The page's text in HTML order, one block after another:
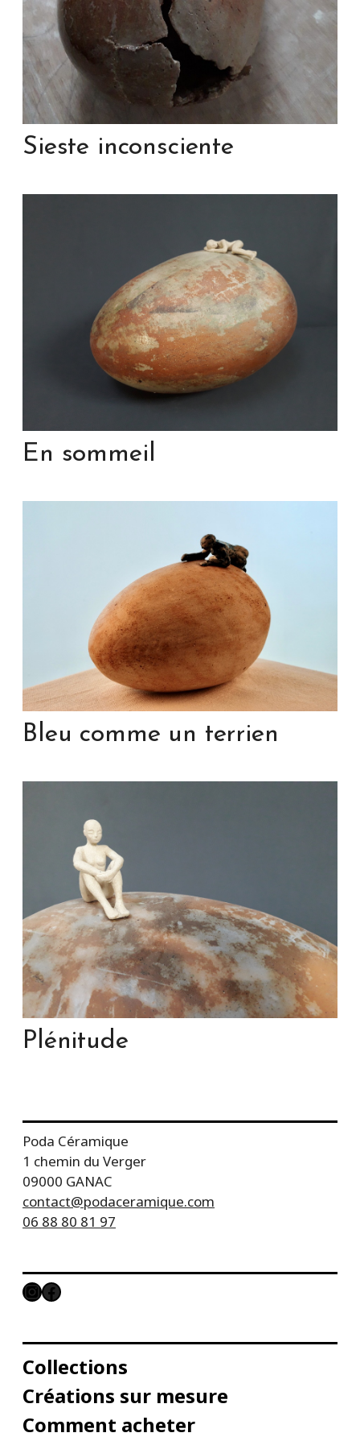
Sieste inconsciente
En sommeil
Bleu comme un terrien
Plénitude
Poda Céramique
1 chemin du Verger
09000 GANAC
contact@podaceramique.com
06 88 80 81 97
InstagramFacebook
Collections
Créations sur mesure
Comment acheter